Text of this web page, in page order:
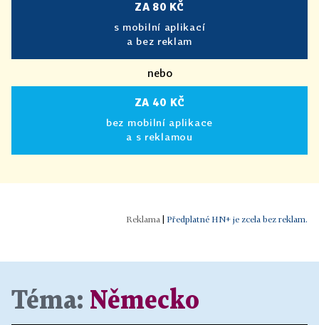
ZA 80 KČ
s mobilní aplikací
a bez reklam
nebo
ZA 40 KČ
bez mobilní aplikace
a s reklamou
Předplatné HN+ je zcela bez reklam.
Téma: Německo